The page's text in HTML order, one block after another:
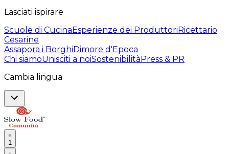
Lasciati ispirare
Scuole di CucinaEsperienze dei ProduttoriRicettario
Cesarine
Assapora i BorghiDimore d'Epoca
Chi siamoUnisciti a noiSostenibilitàPress & PR
Cambia lingua
1